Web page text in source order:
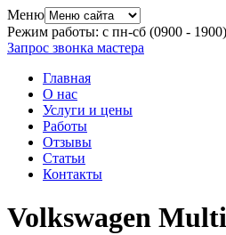
Меню
Режим работы: с пн-сб (0900 - 1900)
Запрос звонка мастера
Главная
О нас
Услуги и цены
Работы
Отзывы
Статьи
Контакты
Volkswagen